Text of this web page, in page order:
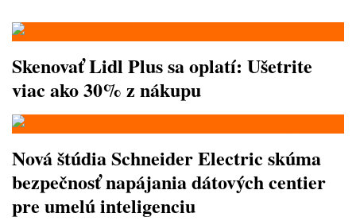
Skenovať Lidl Plus sa oplatí: Ušetrite
viac ako 30% z nákupu
Nová štúdia Schneider Electric skúma
bezpečnosť napájania dátových centier
pre umelú inteligenciu